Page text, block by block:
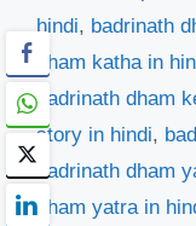
hindi, badrinath
dham katha in
badrinath dham
story in hindi,
badrinath dham
dham yatra in